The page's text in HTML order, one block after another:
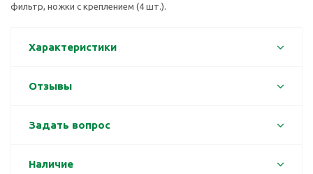
фильтр, ножки с креплением (4 шт.).
Характеристики
Отзывы
Задать вопрос
Наличие